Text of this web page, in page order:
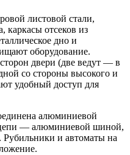
листовой стали,
каркасы отсеков из
дно и
оборудование.
двери (две ведут — в
со стороны высокого и
удобный доступ для
алюминиевой
— алюминиевой шиной,
и автоматы на